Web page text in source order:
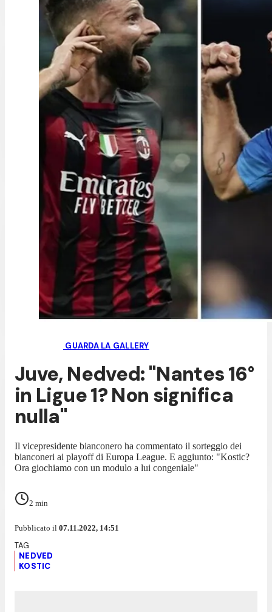
GUARDA LA GALLERY
Juve, Nedved: "Nantes 16°
in Ligue 1? Non significa
nulla"
Il vicepresidente bianconero ha commentato il sorteggio dei
bianconeri ai playoff di Europa League. E aggiunto: "Kostic?
Ora giochiamo con un modulo a lui congeniale"
2 min
Pubblicato il 07.11.2022, 14:51
NEDVED
KOSTIC